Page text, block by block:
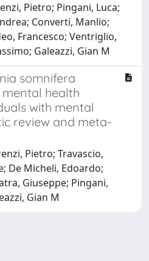
Pietro; Pingani, Luca;
Converti, Manlio;
Francesco; Ventriglio,
Galeazzi, Gian M
somnifera
health
with mental
review and meta-
Pietro; Travascio,
De Micheli, Edoardo;
Giuseppe; Pingani,
Gian M